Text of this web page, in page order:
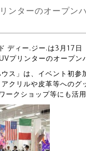
ンターのオープン
ディー.ジー.は3月17
プリンターのオープン
ス」は、イベント初参
クリルや皮革等への
ークショップ等にも活用